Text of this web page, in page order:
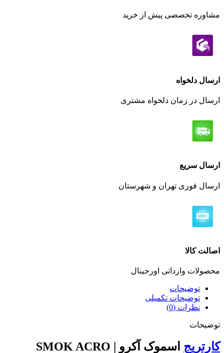
مشاوره تخصصی پیش از خرید
ارسال دلخواه
ارسال در زمان دلخواه مشتری
ارسال سریع
ارسال فوری تهران و شهرستان
اصالت کالا
محصولات وارداتی اورجینال
توضیحات
توضیحات تکمیلی
نظرات (0)
توضیحات
کارتریج
اسموک آکرو | SMOK ACRO